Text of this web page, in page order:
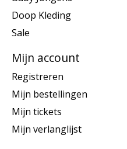
Doop Kleding
Sale
Mijn account
Registreren
Mijn bestellingen
Mijn tickets
Mijn verlanglijst